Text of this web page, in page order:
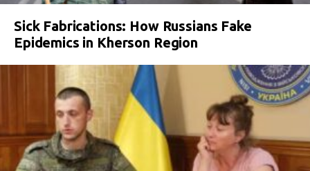
Sick Fabrications: How Russians Fake
Epidemics in Kherson Region